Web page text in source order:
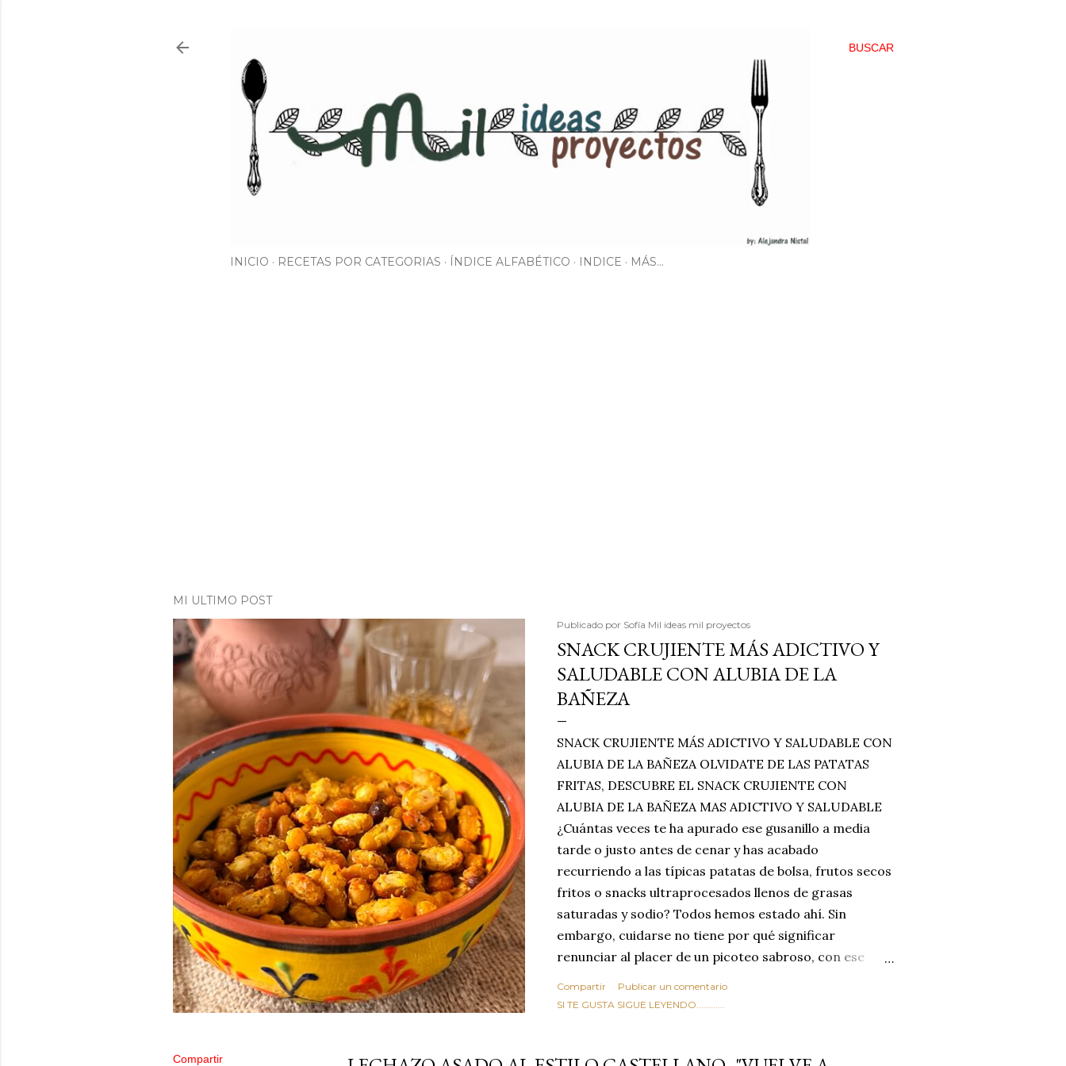
BUSCAR
INICIO RECETAS POR CATEGORIAS ÍNDICE ALFABÉTICO INDICE MÁS…
MI ULTIMO POST
Publicado por Sofía Mil ideas mil proyectos
SNACK CRUJIENTE MÁS ADICTIVO Y
SALUDABLE CON ALUBIA DE LA
BAÑEZA
SNACK CRUJIENTE MÁS ADICTIVO Y SALUDABLE CON
ALUBIA DE LA BAÑEZA OLVIDATE DE LAS PATATAS
FRITAS, DESCUBRE EL SNACK CRUJIENTE CON
ALUBIA DE LA BAÑEZA MAS ADICTIVO Y SALUDABLE
¿Cuántas veces te ha apurado ese gusanillo a media
tarde o justo antes de cenar y has acabado
recurriendo a las típicas patatas de bolsa, frutos secos
fritos o snacks ultraprocesados llenos de grasas
saturadas y sodio? Todos hemos estado ahí. Sin
embargo, cuidarse no tiene por qué significar
renunciar al placer de un picoteo sabroso, con ese
Estas alubias crujientes al horno van a cambiar por
Compartir
Publicar un comentario
SI TE GUSTA SIGUE LEYENDO............
Compartir